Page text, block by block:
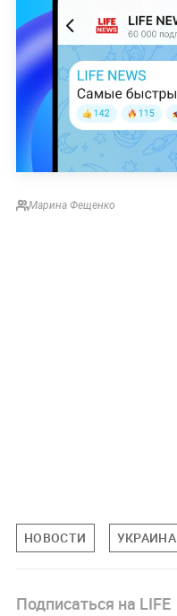
Марина Фещенко
НОВОСТИ УКРАИНА
Подписаться на LIFE